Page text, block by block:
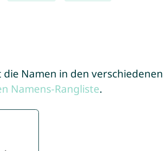
Namen in den verschiedenen
Namens-Rangliste.